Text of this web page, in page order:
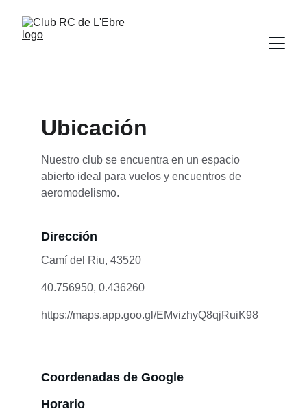
Ubicación
Nuestro club se encuentra en un espacio
abierto ideal para vuelos y encuentros de
aeromodelismo.
Dirección
Camí del Riu, 43520
Coordenadas de Google
Horario
40.756950, 0.436260
https://maps.app.goo.gl/EMvizhyQ8qjRuiK98